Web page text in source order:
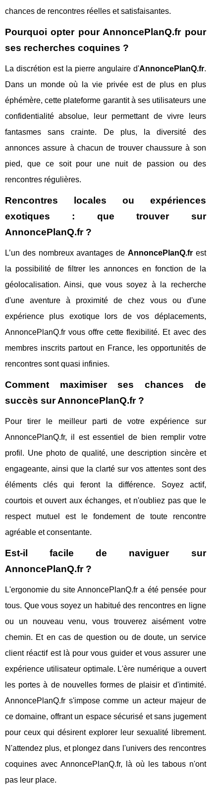
chances de rencontres réelles et satisfaisantes.
Pourquoi opter pour AnnoncePlanQ.fr pour
ses recherches coquines ?
La discrétion est la pierre angulaire d'AnnoncePlanQ.fr.
Dans un monde où la vie privée est de plus en plus
éphémère, cette plateforme garantit à ses utilisateurs une
confidentialité absolue, leur permettant de vivre leurs
fantasmes sans crainte. De plus, la diversité des
annonces assure à chacun de trouver chaussure à son
pied, que ce soit pour une nuit de passion ou des
rencontres régulières.
Rencontres locales ou expériences
exotiques : que trouver sur
AnnoncePlanQ.fr ?
L’un des nombreux avantages de AnnoncePlanQ.frest
la possibilité de filtrer les annonces en fonction de la
géolocalisation. Ainsi, que vous soyez à la recherche
d'une aventure à proximité de chez vous ou d'une
expérience plus exotique lors de vos déplacements,
AnnoncePlanQ.fr vous offre cette flexibilité. Et avec des
membres inscrits partout en France, les opportunités de
rencontres sont quasi infinies.
Comment maximiser ses chances de
succès sur AnnoncePlanQ.fr ?
Pour tirer le meilleur parti de votre expérience sur
AnnoncePlanQ.fr, il est essentiel de bien remplir votre
profil. Une photo de qualité, une description sincère et
engageante, ainsi que la clarté sur vos attentes sont des
éléments clés qui feront la différence. Soyez actif,
courtois et ouvert aux échanges, et n'oubliez pas que le
respect mutuel est le fondement de toute rencontre
agréable et consentante.
Est-il facile de naviguer sur
AnnoncePlanQ.fr ?
L'ergonomie du site AnnoncePlanQ.fr a été pensée pour
tous. Que vous soyez un habitué des rencontres en ligne
ou un nouveau venu, vous trouverez aisément votre
chemin. Et en cas de question ou de doute, un service
client réactif est là pour vous guider et vous assurer une
expérience utilisateur optimale. L'ère numérique a ouvert
les portes à de nouvelles formes de plaisir et d'intimité.
AnnoncePlanQ.fr s'impose comme un acteur majeur de
ce domaine, offrant un espace sécurisé et sans jugement
pour ceux qui désirent explorer leur sexualité librement.
N'attendez plus, et plongez dans l'univers des rencontres
coquines avec AnnoncePlanQ.fr, là où les tabous n'ont
pas leur place.